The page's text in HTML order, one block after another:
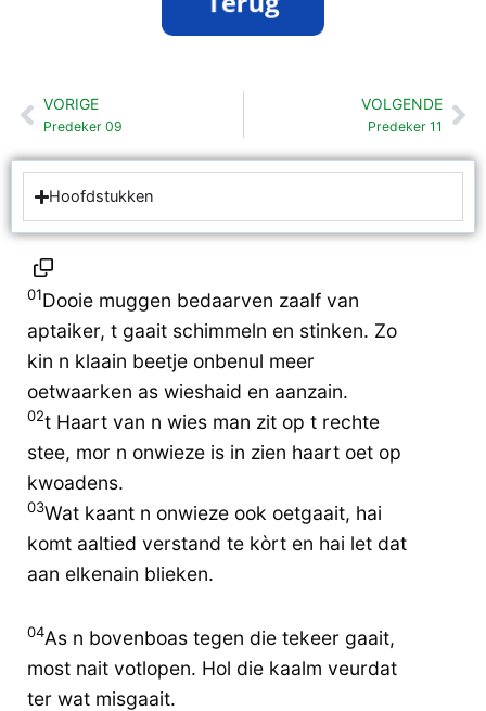
Vorige
VORIGE
Predeker 09
VOLGENDE
Predeker 11
Hoofdstukken
01Dooie muggen bedaarven zaalf van
aptaiker, t gaait schimmeln en stinken. Zo
kin n klaain beetje onbenul meer
oetwaarken as wieshaid en aanzain.
02t Haart van n wies man zit op t rechte
stee, mor n onwieze is in zien haart oet op
kwoadens.
03Wat kaant n onwieze ook oetgaait, hai
komt aaltied verstand te kòrt en hai let dat
aan elkenain blieken.
04As n bovenboas tegen die tekeer gaait,
most nait votlopen. Hol die kaalm veurdat
ter wat misgaait.